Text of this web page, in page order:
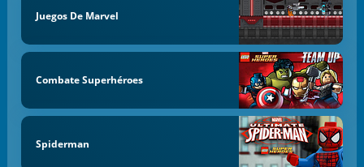
Juegos De Marvel
Combate Superhéroes
Spiderman